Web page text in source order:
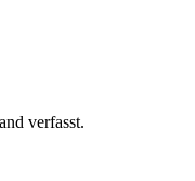
verfasst.